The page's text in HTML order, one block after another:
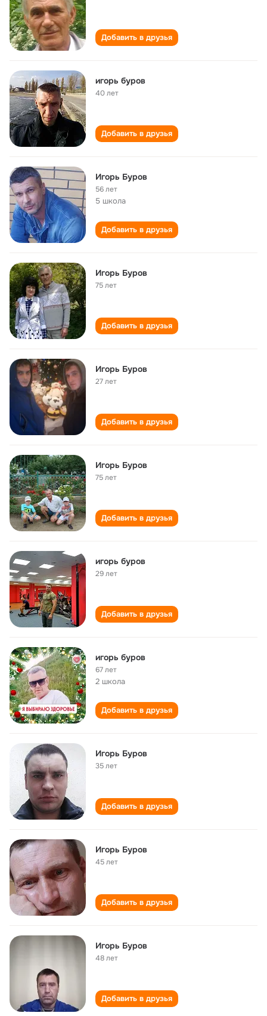
Добавить в друзья
игорь буров
40 лет
Добавить в друзья
Игорь Буров
56 лет
5 школа
Добавить в друзья
Игорь Буров
75 лет
Добавить в друзья
Игорь Буров
27 лет
Добавить в друзья
Игорь Буров
75 лет
Добавить в друзья
игорь буров
29 лет
Добавить в друзья
игорь буров
67 лет
2 школа
Добавить в друзья
Игорь Буров
35 лет
Добавить в друзья
Игорь Буров
45 лет
Добавить в друзья
Игорь Буров
48 лет
Добавить в друзья